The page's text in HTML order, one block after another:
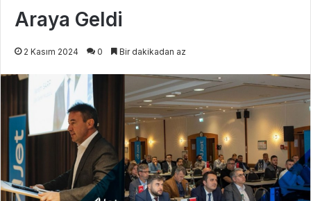
Araya Geldi
2 Kasım 2024 0 Bir dakikadan az